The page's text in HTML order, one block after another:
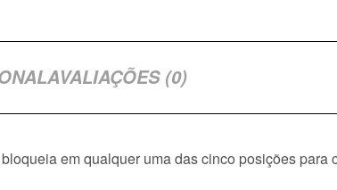
AVALIAÇÕES (0)
em qualquer uma das cinco posições para